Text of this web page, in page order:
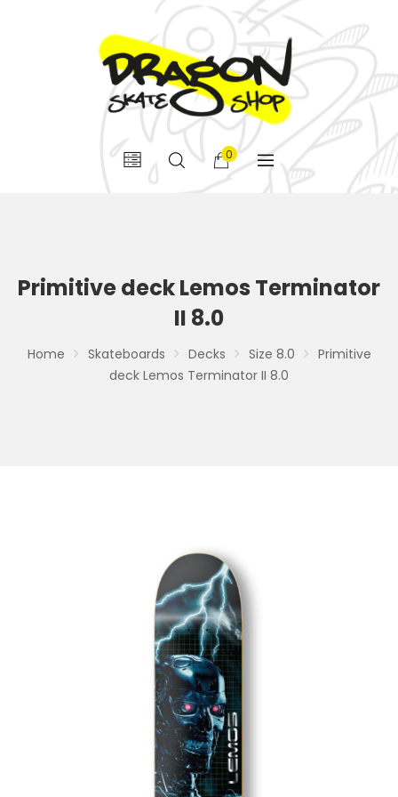
0
Primitive deck Lemos Terminator
II 8.0
Home Skateboards Decks Size 8.0
Primitive
deck Lemos Terminator II 8.0